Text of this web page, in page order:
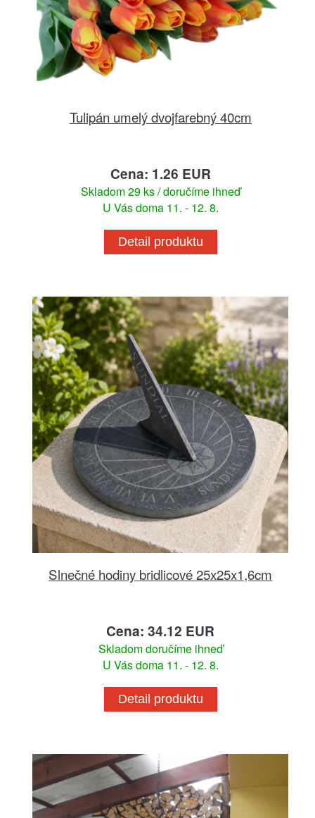
Tulipán umelý dvojfarebný 40cm
Cena: 1.26 EUR
Skladom 29 ks / doručíme ihneď
U Vás doma 11. - 12. 8.
Detail produktu
Slnečné hodiny bridlicové 25x25x1,6cm
Cena: 34.12 EUR
Skladom doručíme ihneď
U Vás doma 11. - 12. 8.
Detail produktu